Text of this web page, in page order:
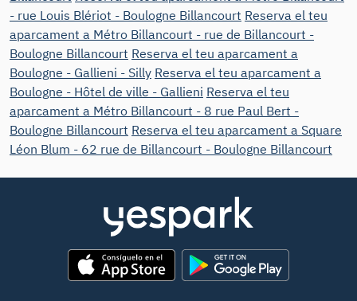
- rue Louis Blériot - Boulogne Billancourt Reserva el teu
aparcament a Métro Billancourt - rue de Billancourt -
Boulogne Billancourt Reserva el teu aparcament a
Boulogne - Gallieni - Silly Reserva el teu aparcament a
Boulogne - Hôtel de ville - Gallieni Reserva el teu
aparcament a Métro Billancourt - 8 rue Paul Bert -
Boulogne Billancourt Reserva el teu aparcament a Square
Léon Blum - 62 rue de Billancourt - Boulogne Billancourt